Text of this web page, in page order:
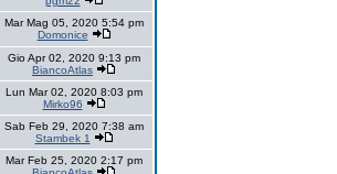
Mar Mag 05, 2020 5:54 pm
Domonice
Gio Apr 02, 2020 9:13 pm
BiancoAtlas
Lun Mar 02, 2020 8:03 pm
Mirko96
Sab Feb 29, 2020 7:38 am
Stambek 1
Mar Feb 25, 2020 2:17 pm